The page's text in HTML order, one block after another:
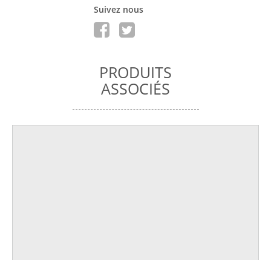
Suivez nous
PRODUITS
ASSOCIÉS